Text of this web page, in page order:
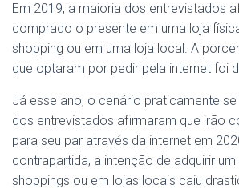
Em 2019, a maioria dos entrevistados
comprado o presente em uma loja
shopping ou em uma loja local. A
que optaram por pedir pela internet foi
Já esse ano, o cenário praticamente se
dos entrevistados afirmaram que irão
para seu par através da internet em
contrapartida, a intenção de adquirir
shoppings ou em lojas locais caiu